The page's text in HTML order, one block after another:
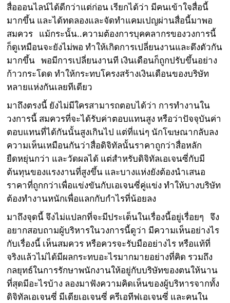
สื่อออนไลน์ได้ดีกว่าแต่ก่อน เรียกได้ว่า มีคนเข้าใจสื่อนี้
มากขึ้น และได้ทดลองและจัดทำแคมเปญผ่านสื่อนี้มาพอ
สมควร แม้กระนั้น..ความต้องการบุคคลากรของวงการนี้
ก็ดูเหมือนจะยังไม่พอ ทำให้เกิดการเปลี่ยนงานและดึงตัวกัน
มากขึ้น พอมีการเปลี่ยนงานที เงินเดือนก็ถูกปรับขึ้นอย่าง
ก้าวกระโดด ทำให้กระทบโครงสร้างเงินเดือนของบริษัท
หลายแห่งกันเลยทีเดียว
มาถึงตรงนี้ ยังไม่มีใครสามารถตอบได้ว่า การทำงานใน
วงการนี้ สมควรที่จะได้รับค่าตอบแทนสูง หรือว่าปัจจุบันค่า
ตอบแทนที่ได้กันนั้นสูงเกินไป แต่ที่แน่ๆ นักโฆษณากลับลง
ความเห็นเหมือนกันว่าสื่อดิจิทัลนั้นราคาถูกว่าสื่อหลัก
ยืดหยุ่นกว่า และวัดผลได้ แต่สำหรับดิจิทัลเอเจนซี่กับมี
ต้นทุนของแรงงานที่สูงขึ้น และบางแห่งยังต้องนำเสนอ
ราคาที่ถูกกว่าเพื่อแข่งขันกับเอเจนซี่คู่แข่ง ทำให้บางบริษัท
ต้องทำงานหนักเพื่อแลกกับกำไรที่น้อยลง
มาถึงจุดนี้ จึงไม่แปลกที่จะมีประเด็นในเรื่องนี้อยู่เรื่อยๆ จึง
อยากสอบถามผู้บริหารในวงการนี้ดูว่า มีความเห็นอย่างไร
กับเรื่องนี้ เห็นสมควร หรือควรจะรับมืออย่างไร หรือแท้ที่
จริงแล้วไม่ได้มีผลกระทบอะไรมากมายอย่างที่คิด รวมถึง
กลยุทธ์ในการรักษาพนักงานให้อยู่กับบริษัทของตนให้นาน
ที่สุดมีอะไรบ้าง ลองมาฟังความคิดเห็นของผู้บริหารจากทั้ง
ดิจิทัลเอเจนซี่ มีเดียเอเจนซี่ ครีเอทีฟเอเจนซี่ และคนใน